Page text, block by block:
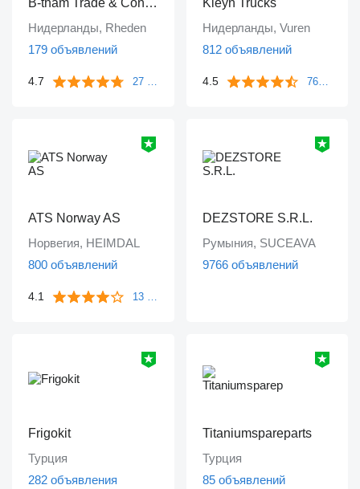
B-tham Trade & Consultancy B.V.
Нидерланды, Rheden
179 объявлений
4.7
Kleyn Trucks
Нидерланды, Vuren
812 объявлений
4.5 763 отзыва
ATS Norway AS
Норвегия, HEIMDAL
800 объявлений
4.1
DEZSTORE S.R.L.
Румыния, SUCEAVA
9766 объявлений
Frigokit
Турция
282 объявления
Titaniumspareparts
Турция
85 объявлений